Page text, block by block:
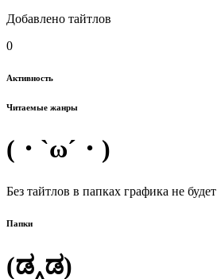
Добавлено тайтлов
0
Активность
Читаемые жанры
(・`ω´・)
Без тайтлов в папках графика не будет
Папки
(ಡ‸ಡ)